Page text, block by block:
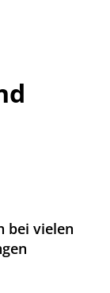
bei vielen